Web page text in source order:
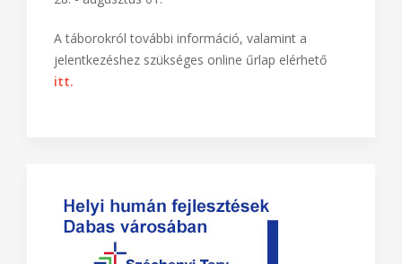
A táborokról további információ, valamint a
jelentkezéshez szükséges online űrlap elérhető
itt.